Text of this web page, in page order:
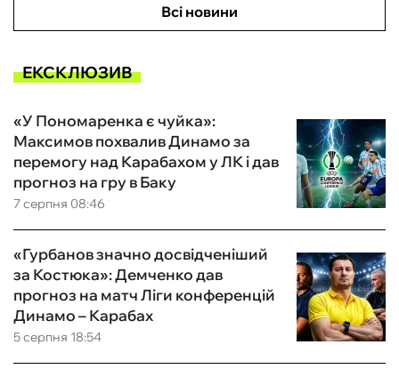
Всі новини
ЕКСКЛЮЗИВ
7 серпня 08:46
«У Пономаренка є чуйка»:
Максимов похвалив Динамо за
перемогу над Карабахом у ЛК і дав
прогноз на гру в Баку
5 серпня 18:54
«Гурбанов значно досвідченіший
за Костюка»: Демченко дав
прогноз на матч Ліги конференцій
Динамо – Карабах